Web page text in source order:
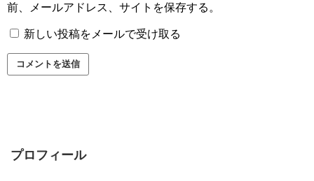
前、メールアドレス、サイトを保存する。
新しい投稿をメールで受け取る
プロフィール